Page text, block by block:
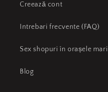
Creează cont
Intrebari frecvente (FAQ)
Sex shopuri în orașele mari
Blog